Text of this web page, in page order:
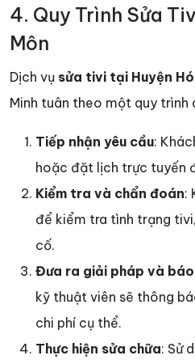
4. Quy Trình Sửa
Môn
Dịch vụ sửa tivi tại Huyện
Minh tuân theo một quy trình
Tiếp nhận yêu cầu:
hoặc đặt lịch trực tuyến
Kiểm tra và chẩn đoán:
để kiểm tra tình trạng
cố.
Đưa ra giải pháp và
kỹ thuật viên sẽ thông
chi phí cụ thể.
Thực hiện sửa chữa: Sử